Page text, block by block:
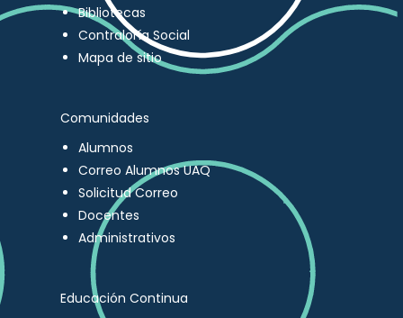
Bibliotecas
Contraloría Social
Mapa de sitio
Comunidades
Alumnos
Correo Alumnos UAQ
Solicitud Correo
Docentes
Administrativos
Educación Continua